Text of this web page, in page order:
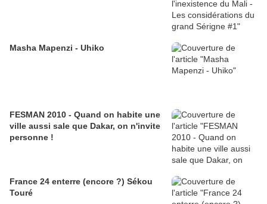
Masha Mapenzi - Uhiko
FESMAN 2010 - Quand on habite une
ville aussi sale que Dakar, on n'invite
personne !
France 24 enterre (encore ?) Sékou
Touré